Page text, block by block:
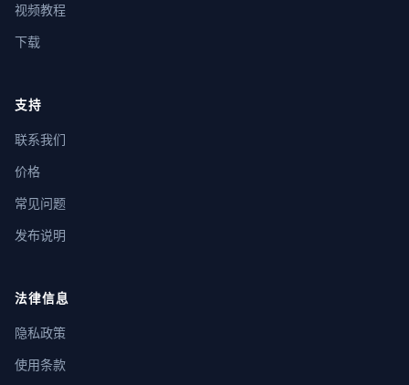
视频教程
下载
支持
联系我们
价格
常见问题
发布说明
法律信息
隐私政策
使用条款